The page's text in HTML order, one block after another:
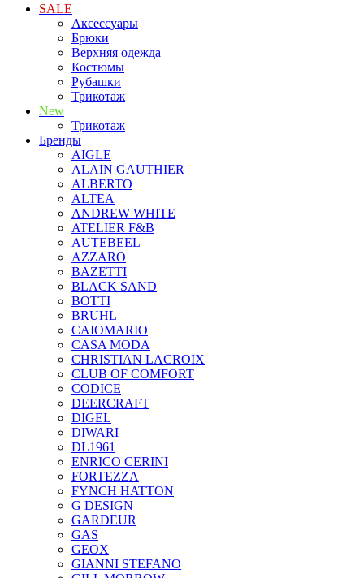
SALE
Аксессуары
Брюки
Верхняя одежда
Костюмы
Рубашки
Трикотаж
New
Трикотаж
Бренды
AIGLE
ALAIN GAUTHIER
ALBERTO
ALTEA
ANDREW WHITE
ATELIER F&B
AUTEBEEL
AZZARO
BAZETTI
BLACK SAND
BOTTI
BRUHL
CAIOMARIO
CASA MODA
CHRISTIAN LACROIX
CLUB OF COMFORT
CODICE
DEERCRAFT
DIGEL
DIWARI
DL1961
ENRICO CERINI
FORTEZZA
FYNCH HATTON
G DESIGN
GARDEUR
GAS
GEOX
GIANNI STEFANO